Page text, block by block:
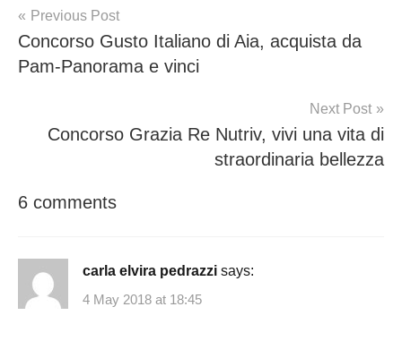
Post
navigation
Previous Post
Concorso Gusto Italiano di Aia, acquista da
Pam-Panorama e vinci
Next Post
Concorso Grazia Re Nutriv, vivi una vita di
straordinaria bellezza
6 comments
carla elvira pedrazzi says:
4 May 2018 at 18:45